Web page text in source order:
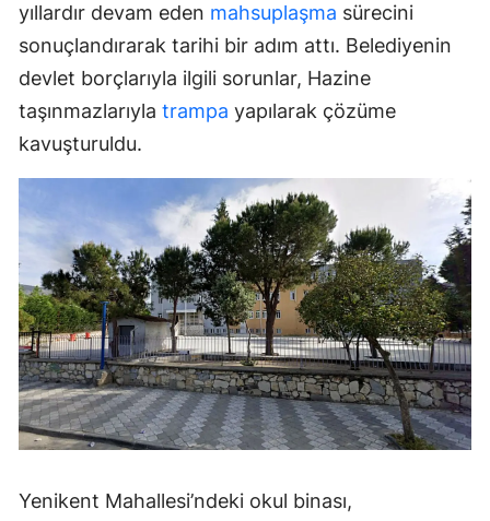
yıllardır devam eden mahsuplaşma sürecini
sonuçlandırarak tarihi bir adım attı. Belediyenin
devlet borçlarıyla ilgili sorunlar, Hazine
taşınmazlarıyla trampa yapılarak çözüme
kavuşturuldu.
Yenikent Mahallesi’ndeki okul binası,